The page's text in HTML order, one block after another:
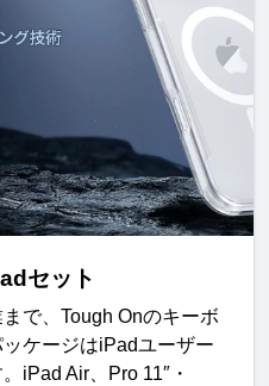
セット
で、Tough Onのキーボ
ケージはiPadユーザー
iPad Air、Pro 11″・